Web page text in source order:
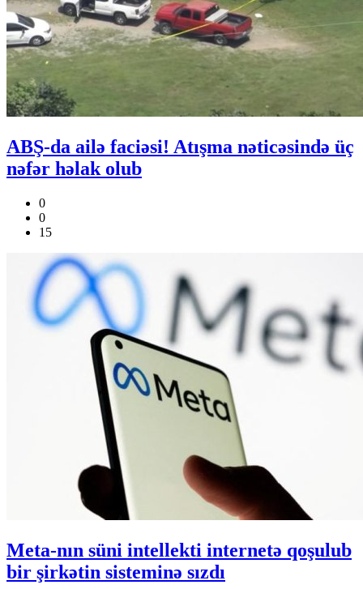
ABŞ-da ailə faciəsi! Atışma nəticəsində üç
nəfər həlak olub
0
0
15
Meta-nın süni intellekti internetə qoşulub
bir şirkətin sisteminə sızdı